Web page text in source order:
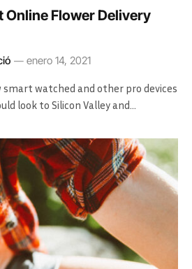
Online Flower Delivery
enero 14, 2021
watched and other pro devices
look to Silicon Valley and…